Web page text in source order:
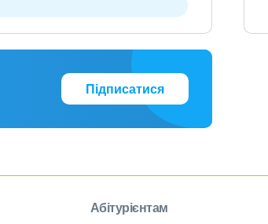
Підписатися
Абітурієнтам